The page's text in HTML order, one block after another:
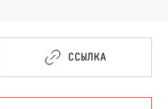
ССЫЛКА